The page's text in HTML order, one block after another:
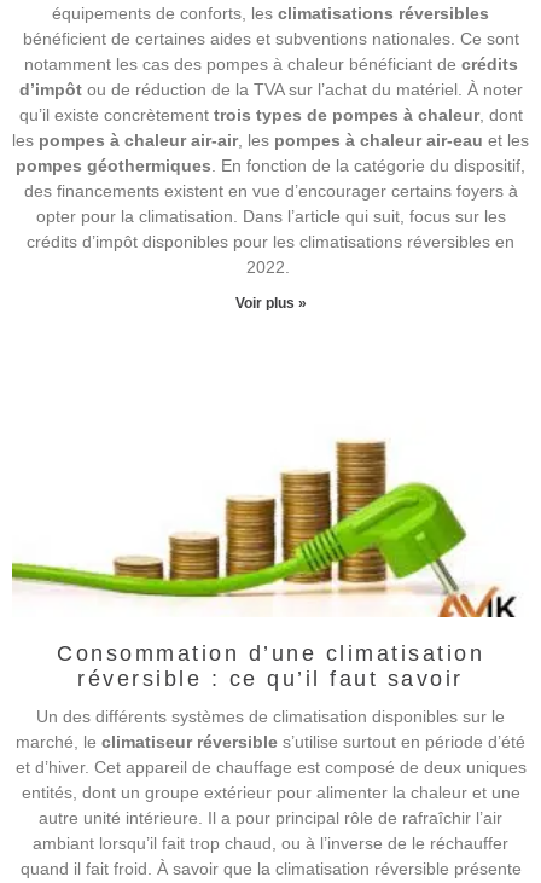
équipements de conforts, les climatisations réversibles
bénéficient de certaines aides et subventions nationales. Ce sont
notamment les cas des pompes à chaleur bénéficiant de crédits
d’impôtou de réduction de la TVA sur l’achat du matériel. À noter
qu’il existe concrètement trois types de pompes à chaleur, dont
les pompes à chaleur air-air, les pompes à chaleur air-eau et les
pompes géothermiques. En fonction de la catégorie du dispositif,
des financements existent en vue d’encourager certains foyers à
opter pour la climatisation. Dans l’article qui suit, focus sur les
crédits d’impôt disponibles pour les climatisations réversibles en
2022.
Voir plus »
Consommation d’une climatisation
réversible : ce qu’il faut savoir
Un des différents systèmes de climatisation disponibles sur le
marché, le climatiseur réversible s’utilise surtout en période d’été
et d’hiver. Cet appareil de chauffage est composé de deux uniques
entités, dont un groupe extérieur pour alimenter la chaleur et une
autre unité intérieure. Il a pour principal rôle de rafraîchir l’air
ambiant lorsqu’il fait trop chaud, ou à l’inverse de le réchauffer
quand il fait froid. À savoir que la climatisation réversible présente